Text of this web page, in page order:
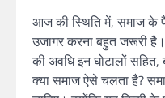
आज की स्थिति में, समाज के
उजागर करना बहुत जरूरी है।
की अवधि इन घोटालों सहित,
क्या समाज ऐसे चलता है?